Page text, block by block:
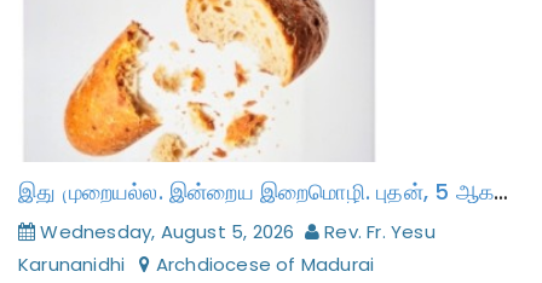
இது முறையல்ல. இன்றைய இறைமொழி. புதன், 5 ஆகஸ்ட் 2026.
Wednesday, August 5, 2026
Rev. Fr. Yesu
Karunanidhi
Archdiocese of Madurai